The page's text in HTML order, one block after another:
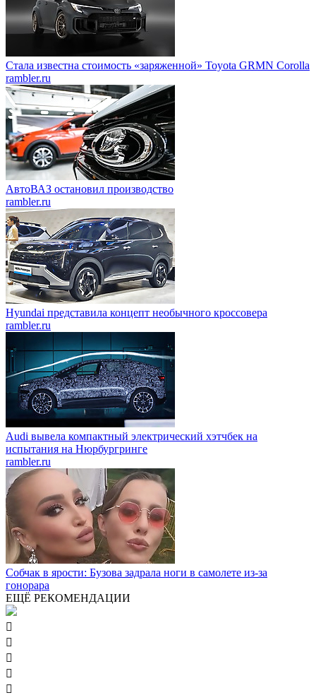
Стала известна стоимость «заряженной» Toyota GRMN Corolla
rambler.ru
АвтоВАЗ остановил производство
rambler.ru
Hyundai представила концепт необычного кроссовера
rambler.ru
Audi вывела компактный электрический хэтчбек на
испытания на Нюрбургринге
rambler.ru
Собчак в ярости: Бузова задрала ноги в самолете из-за
гонорара
ЕЩЁ РЕКОМЕНДАЦИИ




